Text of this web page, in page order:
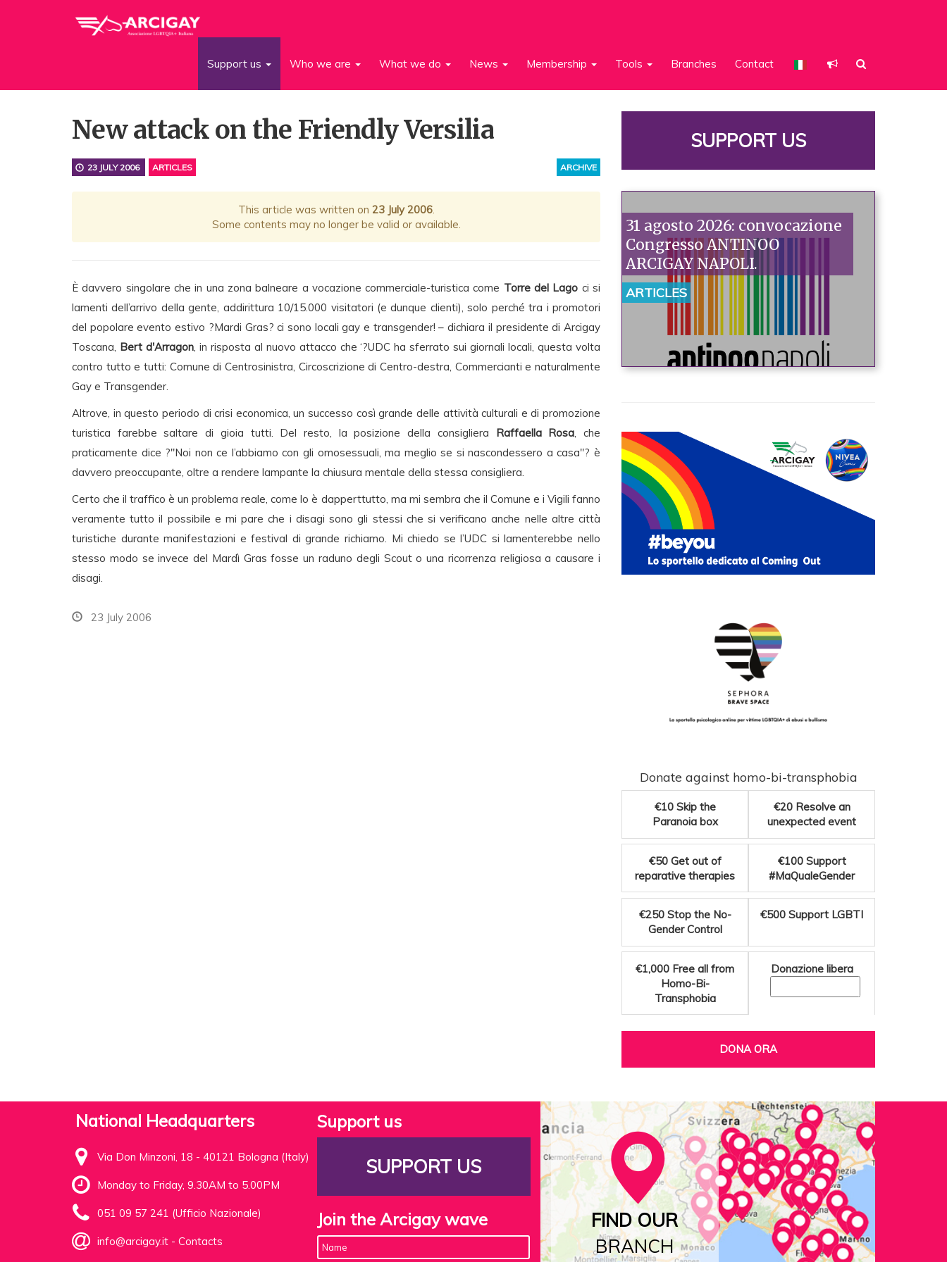
Support us Who we are What we do News Membership Tools Branches Contact
New attack on the Friendly Versilia
ARCHIVE
23 JULY 2006 ARTICLES
This article was written on 23 July 2006.
Some contents may no longer be valid or available.
È davvero singolare che in una zona balneare a vocazione commerciale-turistica come Torre del Lago ci si
lamenti dell’arrivo della gente, addirittura 10/15.000 visitatori (e dunque clienti), solo perché tra i promotori
del popolare evento estivo ?Mardi Gras? ci sono locali gay e transgender! – dichiara il presidente di Arcigay
Toscana, Bert d'Arragon, in risposta al nuovo attacco che ‘?UDC ha sferrato sui giornali locali, questa volta
contro tutto e tutti: Comune di Centrosinistra, Circoscrizione di Centro-destra, Commercianti e naturalmente
Gay e Transgender.
Altrove, in questo periodo di crisi economica, un successo così grande delle attività culturali e di promozione
turistica farebbe saltare di gioia tutti. Del resto, la posizione della consigliera Raffaella Rosa, che
praticamente dice ?"Noi non ce l’abbiamo con gli omosessuali, ma meglio se si nascondessero a casa"? è
davvero preoccupante, oltre a rendere lampante la chiusura mentale della stessa consigliera.
Certo che il traffico è un problema reale, come lo è dapperttutto, ma mi sembra che il Comune e i Vigili fanno
veramente tutto il possibile e mi pare che i disagi sono gli stessi che si verificano anche nelle altre città
turistiche durante manifestazioni e festival di grande richiamo. Mi chiedo se l’UDC si lamenterebbe nello
stesso modo se invece del Mardì Gras fosse un raduno degli Scout o una ricorrenza religiosa a causare i
disagi.
23 July 2006
SUPPORT US
31 agosto 2026: convocazione
Congresso ANTINOO
ARCIGAY NAPOLI.
ARTICLES
Donate against homo-bi-transphobia
€10 Skip the
Paranoia box
€20 Resolve an
unexpected event
€50 Get out of
reparative therapies
€100 Support
#MaQualeGender
€250 Stop the No-
Gender Control
€500 Support LGBTI
€1,000 Free all from
Homo-Bi-
Transphobia
Donazione libera
DONA ORA
National Headquarters
Via Don Minzoni, 18 - 40121 Bologna (Italy)
Monday to Friday, 9.30AM to 5.00PM
051 09 57 241 (Ufficio Nazionale)
info@arcigay.it - Contacts
Support us
SUPPORT US
Join the Arcigay wave
FIND OUR
BRANCH